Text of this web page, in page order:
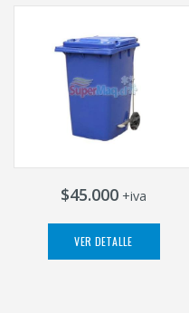
$45.000 +iva
VER DETALLE